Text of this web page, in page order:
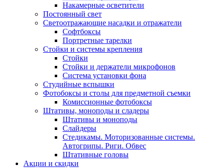
Накамерные осветители
Постоянный свет
Светоотражающие насадки и отражатели
Софтбоксы
Портретные тарелки
Стойки и системы крепления
Стойки
Стойки и держатели микрофонов
Система установки фона
Студийные вспышки
Фотобоксы и столы для предметной съемки
Комиссионные фотобоксы
Штативы, моноподы и сладеры
Штативы и моноподы
Слайдеры
Стедикамы. Моторизованные системы.
Автогрипы. Риги. Обвес
Штативные головы
Акции и скидки